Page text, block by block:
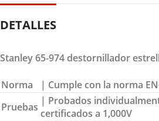
DETALLES
Stanley 65-974 destornillador
Norma
| Cumple con la norma
Pruebas | Probados
certificados a 1,000V